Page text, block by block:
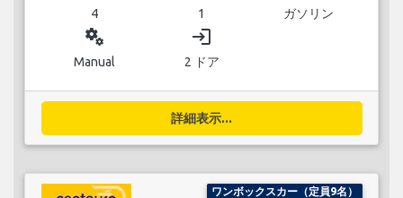
4 1 ガソリン
miscellaneous_services
Manual
login
2 ドア
詳細表示...
ワンボックスカー（定員9名）